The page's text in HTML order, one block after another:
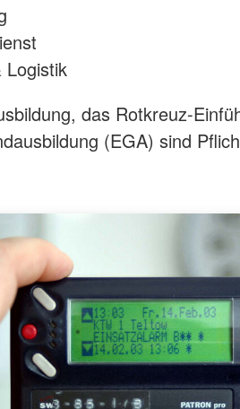
das Rotkreuz-
(EGA) sind